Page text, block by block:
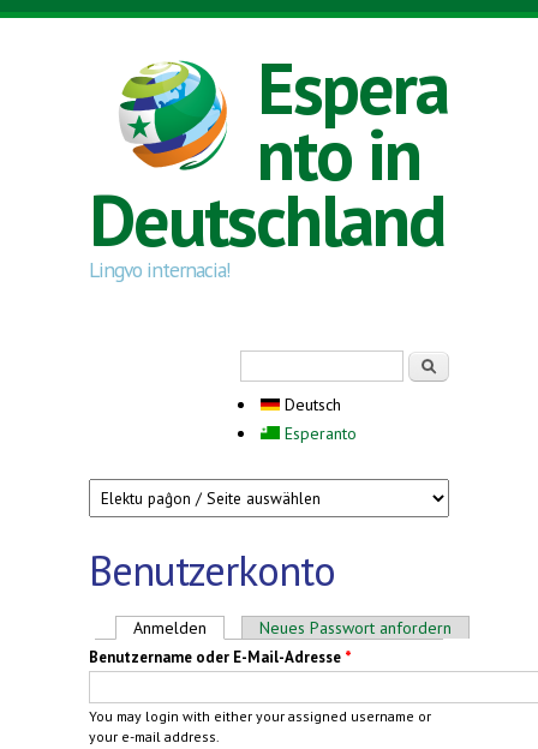
Direkt zum Inhalt
Espera
nto in
Deutschland
Lingvo internacia!
Deutsch
Esperanto
Benutzerkonto
Haupt-Reiter
Anmelden (aktiver Reiter)
Neues Passwort anfordern
Benutzername oder E-Mail-Adresse *
You may login with either your assigned username or
your e-mail address.